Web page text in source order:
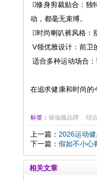
️⃣修身剪裁贴合：独
动，都毫无束缚。
️⃣时尚喇叭裤风格：
V领优雅设计：前卫
适合多种运动场合
在追求健康和时尚的
标签： 瑜伽服品牌 结合
上一篇： 2026运动
下一篇： 假如不小心
相关文章